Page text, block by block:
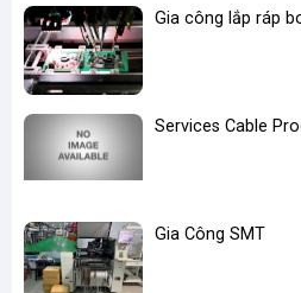
Gia công lắp ráp
Services Cable
Gia Công SMT